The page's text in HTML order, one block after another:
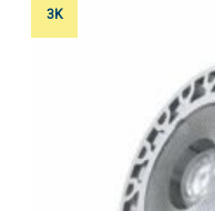
3K